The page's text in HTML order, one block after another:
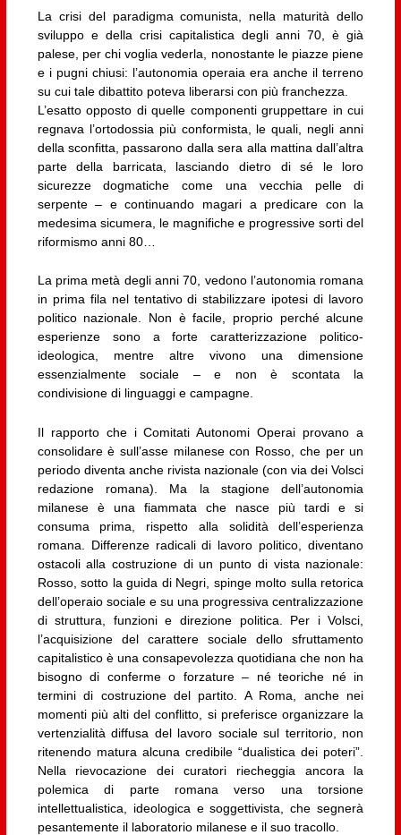
La crisi del paradigma comunista, nella maturità dello
sviluppo e della crisi capitalistica degli anni 70, è già
palese, per chi voglia vederla, nonostante le piazze piene
e i pugni chiusi: l’autonomia operaia era anche il terreno
su cui tale dibattito poteva liberarsi con più franchezza.
L’esatto opposto di quelle componenti gruppettare in cui
regnava l’ortodossia più conformista, le quali, negli anni
della sconfitta, passarono dalla sera alla mattina dall’altra
parte della barricata, lasciando dietro di sé le loro
sicurezze dogmatiche come una vecchia pelle di
serpente – e continuando magari a predicare con la
medesima sicumera, le magnifiche e progressive sorti del
riformismo anni 80…
La prima metà degli anni 70, vedono l’autonomia romana
in prima fila nel tentativo di stabilizzare ipotesi di lavoro
politico nazionale. Non è facile, proprio perché alcune
esperienze sono a forte caratterizzazione politico-
ideologica, mentre altre vivono una dimensione
essenzialmente sociale – e non è scontata la
condivisione di linguaggi e campagne.
Il rapporto che i Comitati Autonomi Operai provano a
consolidare è sull’asse milanese con Rosso, che per un
periodo diventa anche rivista nazionale (con via dei Volsci
redazione romana). Ma la stagione dell’autonomia
milanese è una fiammata che nasce più tardi e si
consuma prima, rispetto alla solidità dell’esperienza
romana. Differenze radicali di lavoro politico, diventano
ostacoli alla costruzione di un punto di vista nazionale:
Rosso, sotto la guida di Negri, spinge molto sulla retorica
dell’operaio sociale e su una progressiva centralizzazione
di struttura, funzioni e direzione politica. Per i Volsci,
l’acquisizione del carattere sociale dello sfruttamento
capitalistico è una consapevolezza quotidiana che non ha
bisogno di conferme o forzature – né teoriche né in
termini di costruzione del partito. A Roma, anche nei
momenti più alti del conflitto, si preferisce organizzare la
vertenzialità diffusa del lavoro sociale sul territorio, non
ritenendo matura alcuna credibile “dualistica dei poteri”.
Nella rievocazione dei curatori riecheggia ancora la
polemica di parte romana verso una torsione
intellettualistica, ideologica e soggettivista, che segnerà
pesantemente il laboratorio milanese e il suo tracollo.